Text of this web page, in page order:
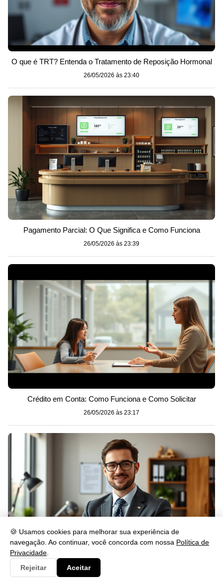
🍪 Usamos cookies para melhorar sua experiência de
navegação. Ao continuar, você concorda com nossa Política de
Privacidade
Rejeitar
Aceitar
O que é TRT? Entenda o Tratamento de Reposição Hormonal
26/05/2026 às 23:40
Pagamento Parcial: O Que Significa e Como Funciona
26/05/2026 às 23:39
Crédito em Conta: Como Funciona e Como Solicitar
26/05/2026 às 23:17
O que é renda formal e como ela impacta sua vida